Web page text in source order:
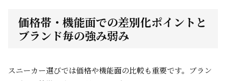
価格帯・機能面での差別化ポイントと
ブランド毎の強み弱み
スニーカー選びでは価格や機能面の比較も重要です。ブラン